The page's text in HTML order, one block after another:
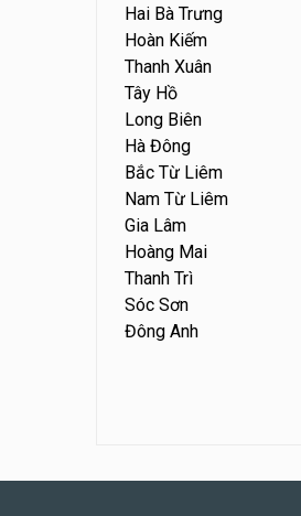
Hai Bà Trưng
Hoàn Kiếm
Thanh Xuân
Tây Hồ
Long Biên
Hà Đông
Bắc Từ Liêm
Nam Từ Liêm
Gia Lâm
Hoàng Mai
Thanh Trì
Sóc Sơn
Đông Anh